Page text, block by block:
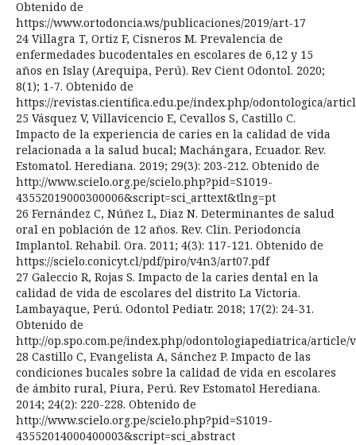
Obtenido de
https://www.ortodoncia.ws/publicaciones/2019/art-17
24 Villagra T, Ortiz F, Cisneros M. Prevalencia de
enfermedades bucodentales en escolares de 6,12 y 15
años en Islay (Arequipa, Perú). Rev Cient Odontol. 2020;
8(1); 1-7. Obtenido de
https://revistas.cientifica.edu.pe/index.php/odontologica/
25 Vásquez V, Villavicencio E, Cevallos S, Castillo C.
Impacto de la experiencia de caries en la calidad de vida
relacionada a la salud bucal; Machángara, Ecuador. Rev.
Estomatol. Herediana. 2019; 29(3): 203-212. Obtenido de
http://www.scielo.org.pe/scielo.php?pid=S1019-
43552019000300006&script=sci_arttext&tlng=pt
26 Fernández C, Núñez L, Diaz N. Determinantes de salud
oral en población de 12 años. Rev. Clin. Periodoncia
Implantol. Rehabil. Ora. 2011; 4(3): 117-121. Obtenido de
https://scielo.conicyt.cl/pdf/piro/v4n3/art07.pdf
27 Galeccio R, Rojas S. Impacto de la caries dental en la
calidad de vida de escolares del distrito La Victoria.
Lambayaque, Perú. Odontol Pediatr. 2018; 17(2): 24-31.
Obtenido de
http://op.spo.com.pe/index.php/odontologiapediatrica/article/
28 Castillo C, Evangelista A, Sánchez P. Impacto de las
condiciones bucales sobre la calidad de vida en escolares
de ámbito rural, Piura, Perú. Rev Estomatol Herediana.
2014; 24(2): 220-228. Obtenido de
http://www.scielo.org.pe/scielo.php?pid=S1019-
43552014000400003&script=sci_abstract